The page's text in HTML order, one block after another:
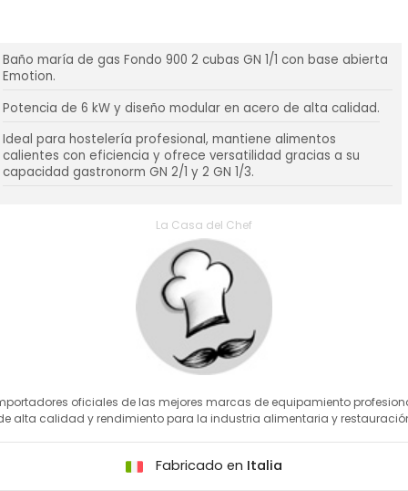
Baño maría de gas Fondo 900 2 cubas GN 1/1 con base abierta
Emotion.
Potencia de 6 kW y diseño modular en acero de alta calidad.
Ideal para hostelería profesional, mantiene alimentos
calientes con eficiencia y ofrece versatilidad gracias a su
capacidad gastronorm GN 2/1 y 2 GN 1/3.
La Casa del Chef
oficiales de las mejores marcas de equipamiento
alta calidad y rendimiento para la industria alimentaria y
Fabricado en Italia